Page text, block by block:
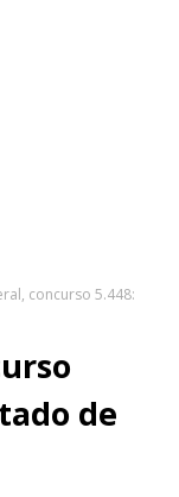
concurso 5.448:
de